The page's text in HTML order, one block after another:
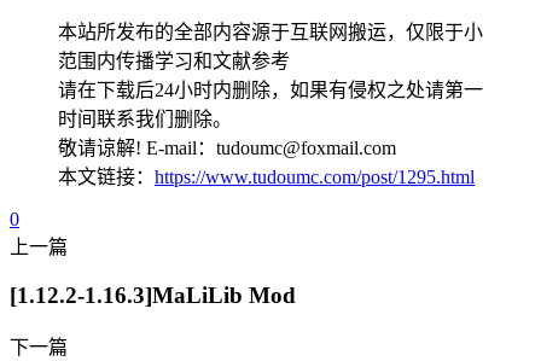
本站所发布的全部内容源于互联网搬运，仅限于小
范围内传播学习和文献参考
请在下载后24小时内删除，如果有侵权之处请第一
时间联系我们删除。
敬请谅解! E-mail：tudoumc@foxmail.com
本文链接： https://www.tudoumc.com/post/1295.html
0
上一篇
[1.12.2-1.16.3]MaLiLib Mod
下一篇